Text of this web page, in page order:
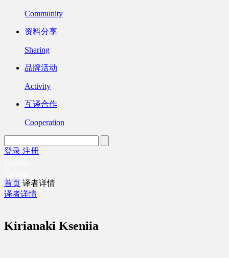
Community
资料分享
Sharing
品牌活动
Activity
互译合作
Cooperation
登录 注册
首页 译者详情
译者详情
Kirianaki Kseniia